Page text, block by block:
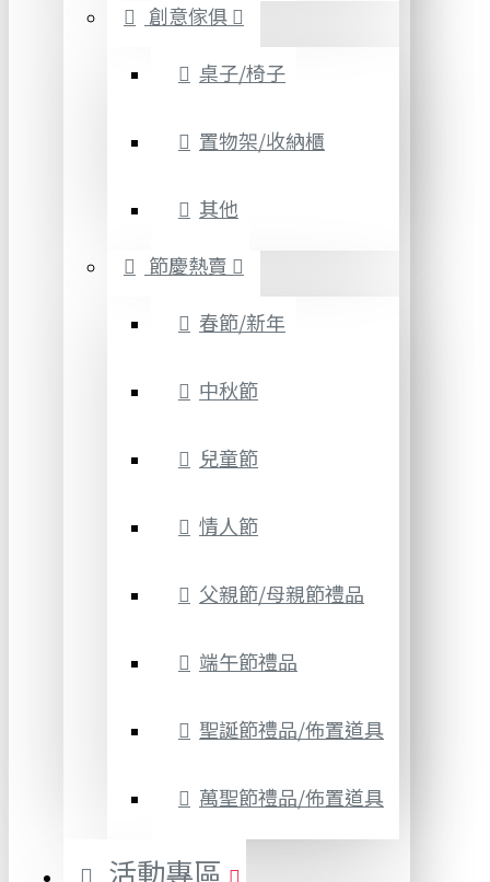
創意傢俱
桌子/椅子
置物架/收納櫃
其他
節慶熱賣
春節/新年
中秋節
兒童節
情人節
父親節/母親節禮品
端午節禮品
聖誕節禮品/佈置道具
萬聖節禮品/佈置道具
活動專區